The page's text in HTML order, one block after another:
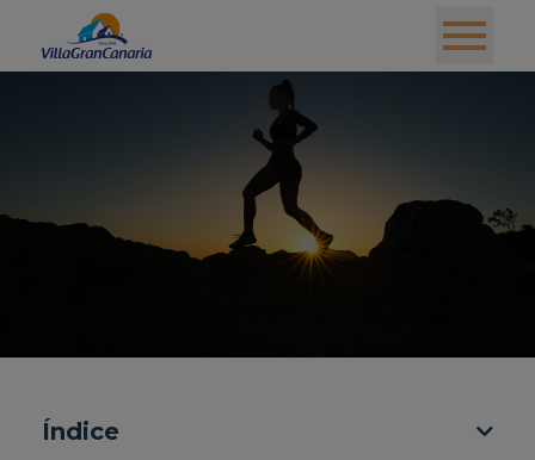
Índice